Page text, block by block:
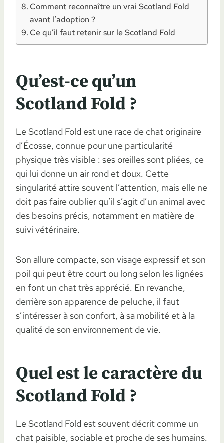
Comment reconnaître un vrai Scotland Fold
avant l’adoption ?
Ce qu’il faut retenir sur le Scotland Fold
Qu’est-ce qu’un
Scotland Fold ?
Le Scotland Fold est une race de chat originaire
d’Écosse, connue pour une particularité
physique très visible : ses oreilles sont pliées, ce
qui lui donne un air rond et doux. Cette
singularité attire souvent l’attention, mais elle ne
doit pas faire oublier qu’il s’agit d’un animal avec
des besoins précis, notamment en matière de
suivi vétérinaire.
Son allure compacte, son visage expressif et son
poil qui peut être court ou long selon les lignées
en font un chat très apprécié. En revanche,
derrière son apparence de peluche, il faut
s’intéresser à son confort, à sa mobilité et à la
qualité de son environnement de vie.
Quel est le caractère du
Scotland Fold ?
Le Scotland Fold est souvent décrit comme un
chat paisible, sociable et proche de ses humains.